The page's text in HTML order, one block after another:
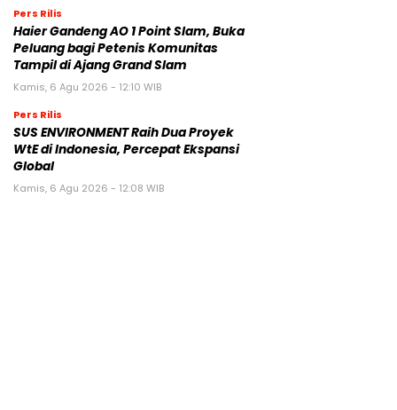
Pers Rilis
Haier Gandeng AO 1 Point Slam, Buka
Peluang bagi Petenis Komunitas
Tampil di Ajang Grand Slam
Kamis, 6 Agu 2026 - 12:10 WIB
Pers Rilis
SUS ENVIRONMENT Raih Dua Proyek
WtE di Indonesia, Percepat Ekspansi
Global
Kamis, 6 Agu 2026 - 12:08 WIB